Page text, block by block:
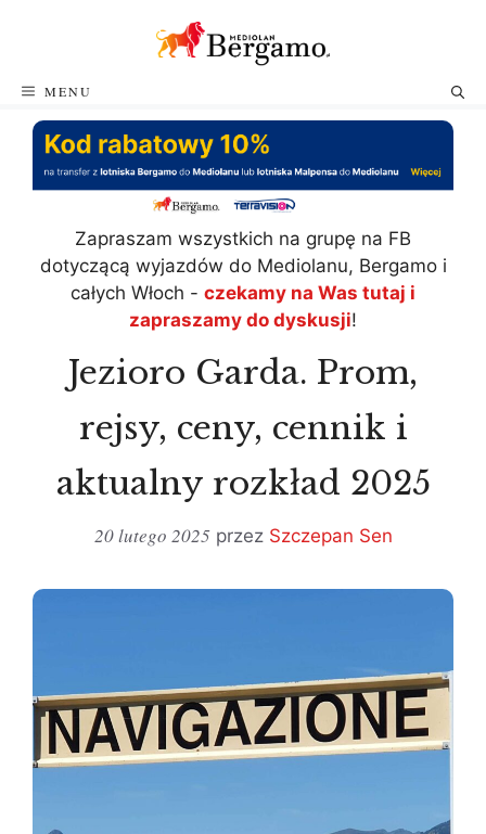
MENU
Zapraszam wszystkich na grupę na FB
dotyczącą wyjazdów do Mediolanu, Bergamo i
całych Włoch - czekamy na Was tutaj i
zapraszamy do dyskusji!
Jezioro Garda. Prom,
rejsy, ceny, cennik i
aktualny rozkład 2025
20 lutego 2025 przez Szczepan Sen